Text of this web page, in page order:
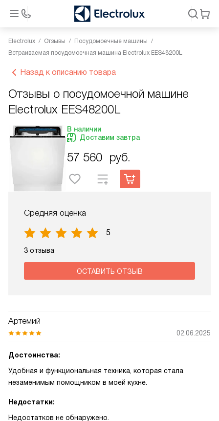
Electrolux Отзывы
Посудомоечные машины
Встраиваемая посудомоечная машина Electrolux EES48200L
Назад к описанию товара
Отзывы о посудомоечной машине
Electrolux EES48200L
В наличии
Доставим завтра
57 560 руб.
Средняя оценка
5
3 отзыва
ОСТАВИТЬ ОТЗЫВ
Артемий
02.06.2025
Достоинства:
Удобная и функциональная техника, которая стала
незаменимым помощником в моей кухне.
Недостатки:
Недостатков не обнаружено.